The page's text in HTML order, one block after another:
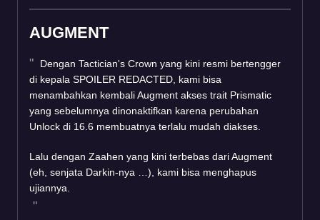
AUGMENT
Dengan Tactician's Crown yang kini resmi bertengger
di kepala SPOILER REDACTED, kami bisa
menambahkan kembali Augment akses trait Prismatic
yang sebelumnya dinonaktifkan karena perubahan
Unlock di 16.6 membuatnya terlalu mudah diakses.
Lalu dengan Zaahen yang kini terbebas dari Augment
(eh, senjata Darkin-nya …), kami bisa menghapus
ujiannya.